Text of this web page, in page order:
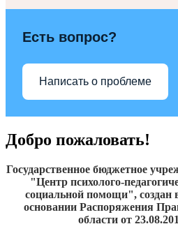
Есть вопрос?
Написать о проблеме
Добро пожаловать!
Государственное бюджетное
"Центр психолого-
социальной помощи", создан
основании Распоряжения
области от